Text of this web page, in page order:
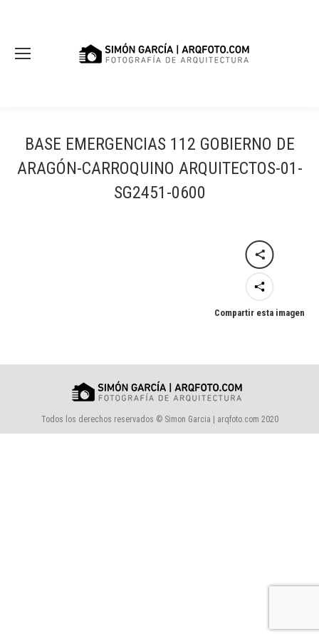
BASE EMERGENCIAS 112 GOBIERNO DE
ARAGÓN-CARROQUINO ARQUITECTOS-01-
SG2451-0600
Compartir esta imagen
Todos los derechos reservados © Simon Garcia | arqfoto.com 2020